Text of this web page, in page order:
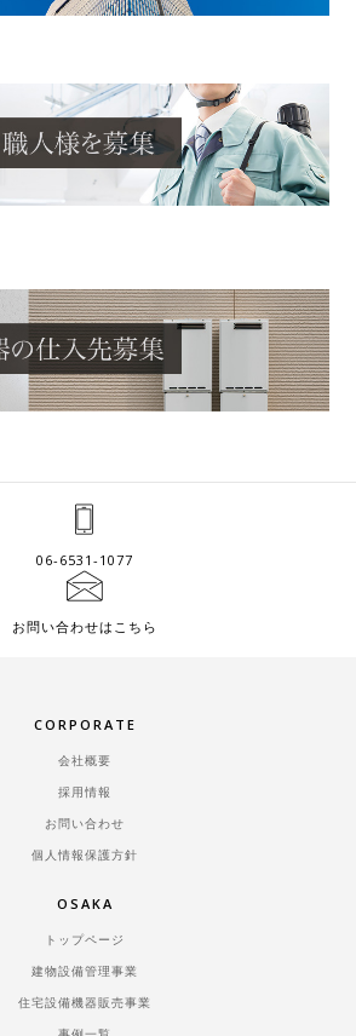
06-6531-1077
お問い合わせはこちら
CORPORATE
会社概要
採用情報
お問い合わせ
個人情報保護方針
OSAKA
トップページ
建物設備管理事業
住宅設備機器販売事業